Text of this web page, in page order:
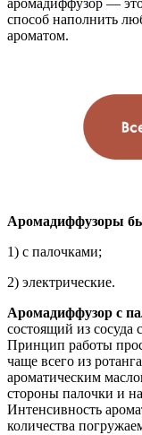
способ наполнить
ароматом.
Аромадиффузоры
1) с палочками;
2) электрические.
Аромадиффузор с
состоящий из сосуда
Принцип работы
чаще всего из
ароматическим
стороны палочки и
Интенсивность
количества